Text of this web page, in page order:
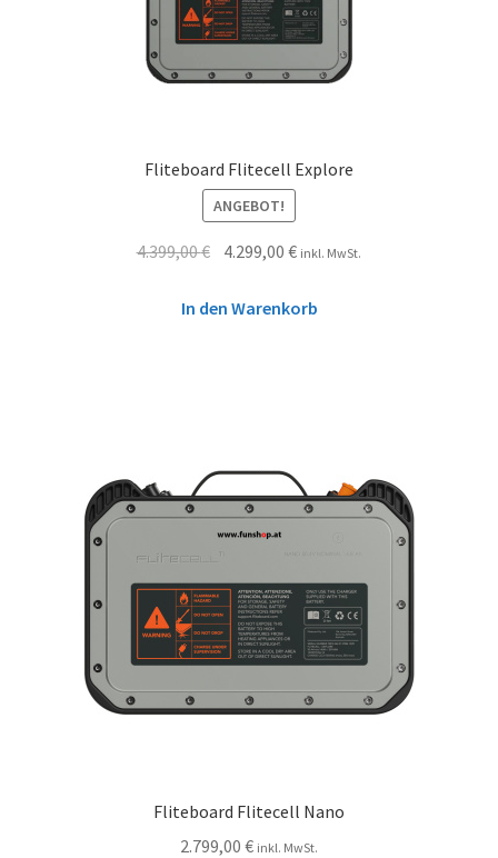
Fliteboard Flitecell Explore
ANGEBOT!
4.399,00€ 4.299,00€ inkl. MwSt.
In den Warenkorb
Fliteboard Flitecell Nano
2.799,00 € inkl. MwSt.